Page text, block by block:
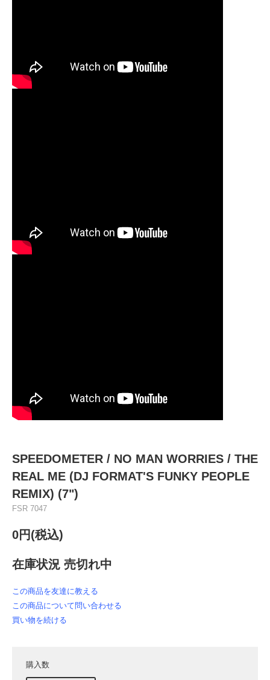
SPEEDOMETER / NO MAN WORRIES / THE
REAL ME (DJ FORMAT'S FUNKY PEOPLE
REMIX) (7")
FSR 7047
0円(税込)
在庫状況 売切れ中
この商品を友達に教える
この商品について問い合わせる
買い物を続ける
購入数